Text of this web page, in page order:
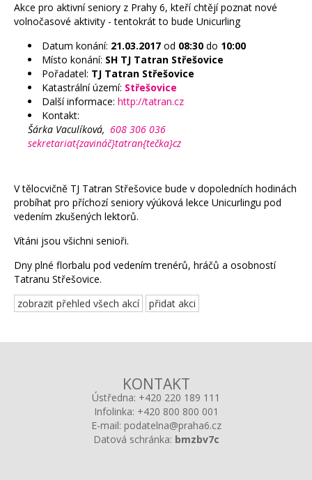
Akce pro aktivní seniory z Prahy 6, kteří chtějí poznat nové
volnočasové aktivity - tentokrát to bude Unicurling
Datum konání: 21.03.2017 od 08:30 do 10:00
Místo konání: SH TJ Tatran Střešovice
Pořadatel: TJ Tatran Střešovice
Katastrální území: Střešovice
Další informace: http://tatran.cz
Kontakt:
Šárka Vaculíková, 608 306 036
sekretariat{zavináč}tatran{tečka}cz
V tělocvičně TJ Tatran Střešovice bude v dopoledních hodinách
probíhat pro příchozí seniory výúková lekce Unicurlingu pod
vedením zkušených lektorů.
Vítáni jsou všichni senioři.
Dny plné florbalu pod vedením trenérů, hráčů a osobností
Tatranu Střešovice.
zobrazit přehled všech akcí
přidat akci
KONTAKT
Ústředna: +420 220 189 111
Infolinka: +420 800 800 001
E-mail: podatelna@praha6.cz
Datová schránka: bmzbv7c